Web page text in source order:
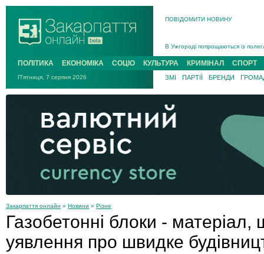
ПОВІДОМИТИ НОВИНУ
В Ужгороді попрощаються із
В Ужгороді 5 серпня
Підтвердили загибель
На війні з рф поліг військовий з
На Хустщині внаслідок ДТП за
Інструктора районного ТЦК на
ПОЛІТИКА ЕКОНОМІКА СОЦІО КУЛЬТУРА КРИМІНАЛ СПОРТ
П'ятниця, 7 серпня 2026 ЗМІ ПАРТІЇ БРЕНДИ
Закарпаття онлайн » Новини » Різне
Газобетонні блоки - матеріал,
уявлення про швидке